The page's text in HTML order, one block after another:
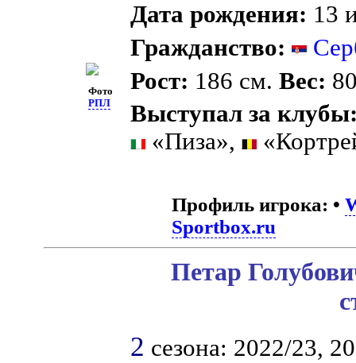
Фото
РПЛ
Дата рождения: 13
Гражданство:
Рост: 186 см.Вес:
Выступал за
«Пиза»,
Профиль игрока: •
Sportbox.ru
Петар
2 сезона: 2022/23,